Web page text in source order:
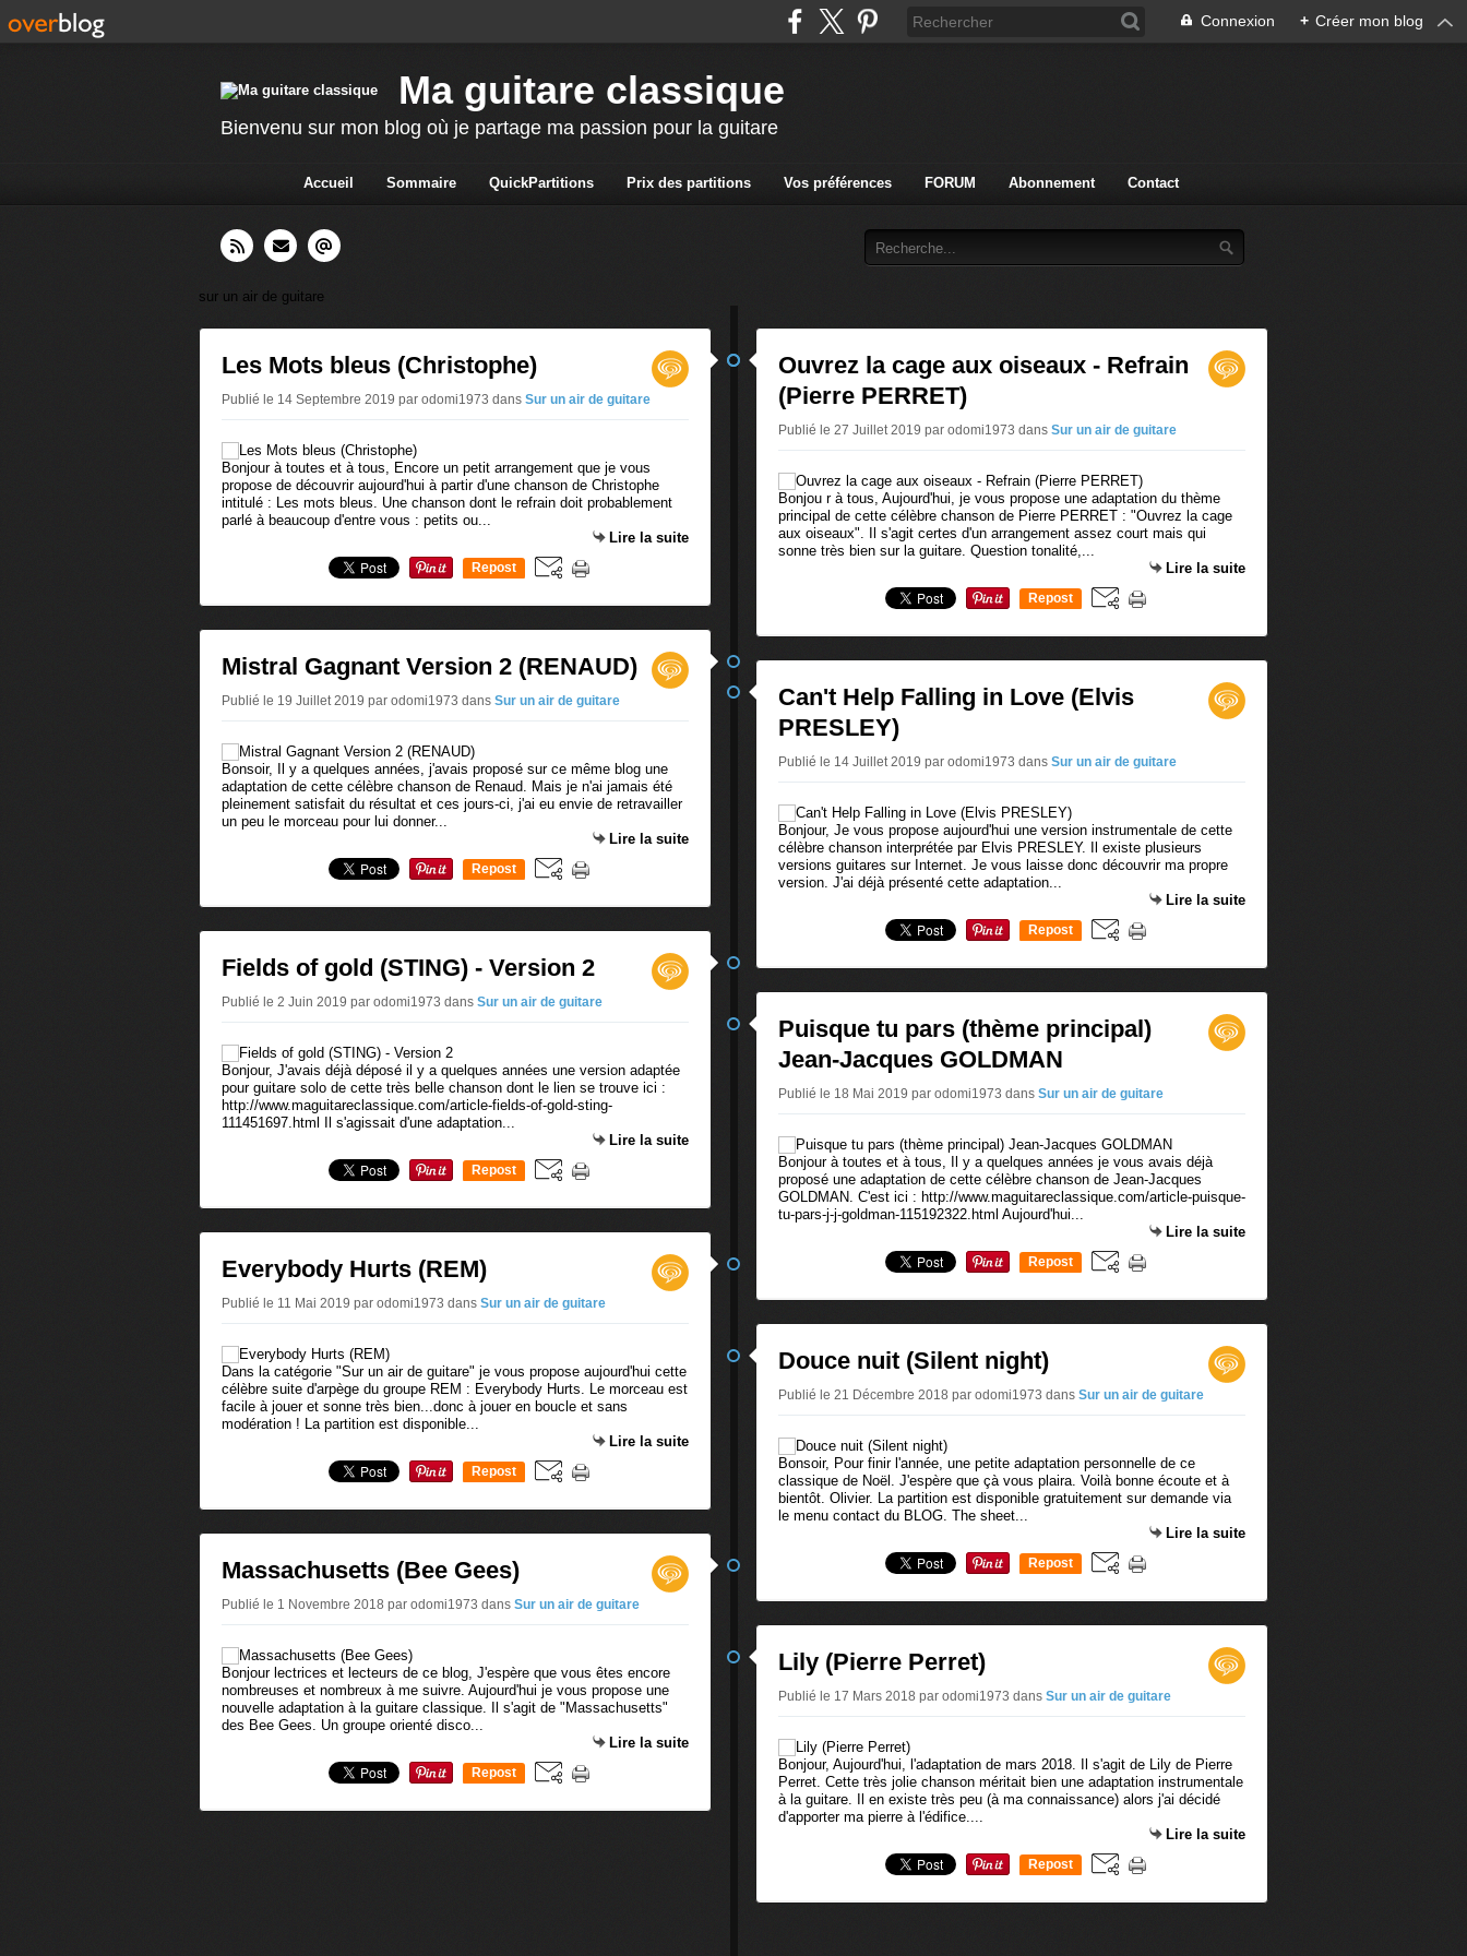
Connexion + Créer mon blog
Ma guitare classique
Bienvenu sur mon blog où je partage ma passion pour la guitare
Accueil Sommaire QuickPartitions Prix des partitions Vos préférences FORUM Abonnement Contact
sur un air de guitare
Les Mots bleus (Christophe)
Publié le 14 Septembre 2019 par odomi1973 dans Sur un air de guitare
Bonjour à toutes et à tous, Encore un petit arrangement que je vous
propose de découvrir aujourd'hui à partir d'une chanson de Christophe
intitulé : Les mots bleus. Une chanson dont le refrain doit probablement
parlé à beaucoup d'entre vous : petits ou...
Lire la suite
Repost
Mistral Gagnant Version 2 (RENAUD)
Publié le 19 Juillet 2019 par odomi1973 dans Sur un air de guitare
Bonsoir, Il y a quelques années, j'avais proposé sur ce même blog une
adaptation de cette célèbre chanson de Renaud. Mais je n'ai jamais été
pleinement satisfait du résultat et ces jours-ci, j'ai eu envie de retravailler
un peu le morceau pour lui donner...
Lire la suite
Repost
Fields of gold (STING) - Version 2
Publié le 2 Juin 2019 par odomi1973 dans Sur un air de guitare
Bonjour, J'avais déjà déposé il y a quelques années une version adaptée
pour guitare solo de cette très belle chanson dont le lien se trouve ici :
http://www.maguitareclassique.com/article-fields-of-gold-sting-
111451697.html Il s'agissait d'une adaptation...
Lire la suite
Repost
Everybody Hurts (REM)
Publié le 11 Mai 2019 par odomi1973 dans Sur un air de guitare
Dans la catégorie "Sur un air de guitare" je vous propose aujourd'hui cette
célèbre suite d'arpège du groupe REM : Everybody Hurts. Le morceau est
facile à jouer et sonne très bien...donc à jouer en boucle et sans
modération ! La partition est disponible...
Lire la suite
Repost
Massachusetts (Bee Gees)
Publié le 1 Novembre 2018 par odomi1973 dans Sur un air de guitare
Bonjour lectrices et lecteurs de ce blog, J'espère que vous êtes encore
nombreuses et nombreux à me suivre. Aujourd'hui je vous propose une
nouvelle adaptation à la guitare classique. Il s'agit de "Massachusetts"
des Bee Gees. Un groupe orienté disco...
Lire la suite
Repost
Ouvrez la cage aux oiseaux - Refrain
(Pierre PERRET)
Publié le 27 Juillet 2019 par odomi1973 dans Sur un air de guitare
Bonjou r à tous, Aujourd'hui, je vous propose une adaptation du thème
principal de cette célèbre chanson de Pierre PERRET : "Ouvrez la cage
aux oiseaux". Il s'agit certes d'un arrangement assez court mais qui
sonne très bien sur la guitare. Question tonalité,...
Lire la suite
Repost
Can't Help Falling in Love (Elvis
PRESLEY)
Publié le 14 Juillet 2019 par odomi1973 dans Sur un air de guitare
Bonjour, Je vous propose aujourd'hui une version instrumentale de cette
célèbre chanson interprétée par Elvis PRESLEY. Il existe plusieurs
versions guitares sur Internet. Je vous laisse donc découvrir ma propre
version. J'ai déjà présenté cette adaptation...
Lire la suite
Repost
Puisque tu pars (thème principal)
Jean-Jacques GOLDMAN
Publié le 18 Mai 2019 par odomi1973 dans Sur un air de guitare
Bonjour à toutes et à tous, Il y a quelques années je vous avais déjà
proposé une adaptation de cette célèbre chanson de Jean-Jacques
GOLDMAN. C'est ici : http://www.maguitareclassique.com/article-puisque-
tu-pars-j-j-goldman-115192322.html Aujourd'hui...
Lire la suite
Repost
Douce nuit (Silent night)
Publié le 21 Décembre 2018 par odomi1973 dans Sur un air de guitare
Bonsoir, Pour finir l'année, une petite adaptation personnelle de ce
classique de Noël. J'espère que çà vous plaira. Voilà bonne écoute et à
bientôt. Olivier. La partition est disponible gratuitement sur demande via
le menu contact du BLOG. The sheet...
Lire la suite
Repost
Lily (Pierre Perret)
Publié le 17 Mars 2018 par odomi1973 dans Sur un air de guitare
Bonjour, Aujourd'hui, l'adaptation de mars 2018. Il s'agit de Lily de Pierre
Perret. Cette très jolie chanson méritait bien une adaptation instrumentale
à la guitare. Il en existe très peu (à ma connaissance) alors j'ai décidé
d'apporter ma pierre à l'édifice....
Lire la suite
Repost